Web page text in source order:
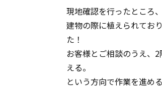
現地確認を行ったところ
建物の際に植えられてお
た！
お客様とご相談のうえ、
える。
という方向で作業を進め